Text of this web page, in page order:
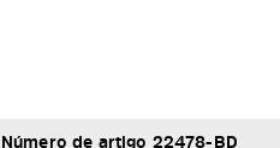
Número de artigo 22478-BD